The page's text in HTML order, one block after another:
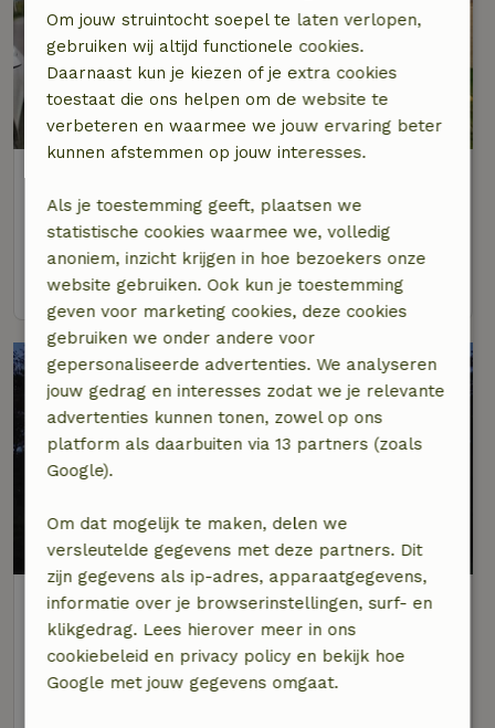
Op 9 km afstand van Celles
7 personen2 slaapkamers
bekijk
Natuurhuisje in Finnevaux
Op 9 km afstand van Celles
10 personen 5 slaapkamers
Om jouw struintocht soepel te laten verlopen,
gebruiken wij altijd functionele cookies.
Daarnaast kun je kiezen of je extra cookies
toestaat die ons helpen om de website te
verbeteren en waarmee we jouw ervaring beter
kunnen afstemmen op jouw interesses.
Als je toestemming geeft, plaatsen we
statistische cookies waarmee we, volledig
anoniem, inzicht krijgen in hoe bezoekers onze
website gebruiken. Ook kun je toestemming
geven voor marketing cookies, deze cookies
gebruiken we onder andere voor
gepersonaliseerde advertenties. We analyseren
jouw gedrag en interesses zodat we je relevante
advertenties kunnen tonen, zowel op ons
platform als daarbuiten via 13 partners (zoals
Google).
Om dat mogelijk te maken, delen we
versleutelde gegevens met deze partners. Dit
zijn gegevens als ip-adres, apparaatgegevens,
informatie over je browserinstellingen, surf- en
klikgedrag. Lees hierover meer in ons
cookiebeleid en privacy policy en bekijk hoe
Google met jouw gegevens omgaat.